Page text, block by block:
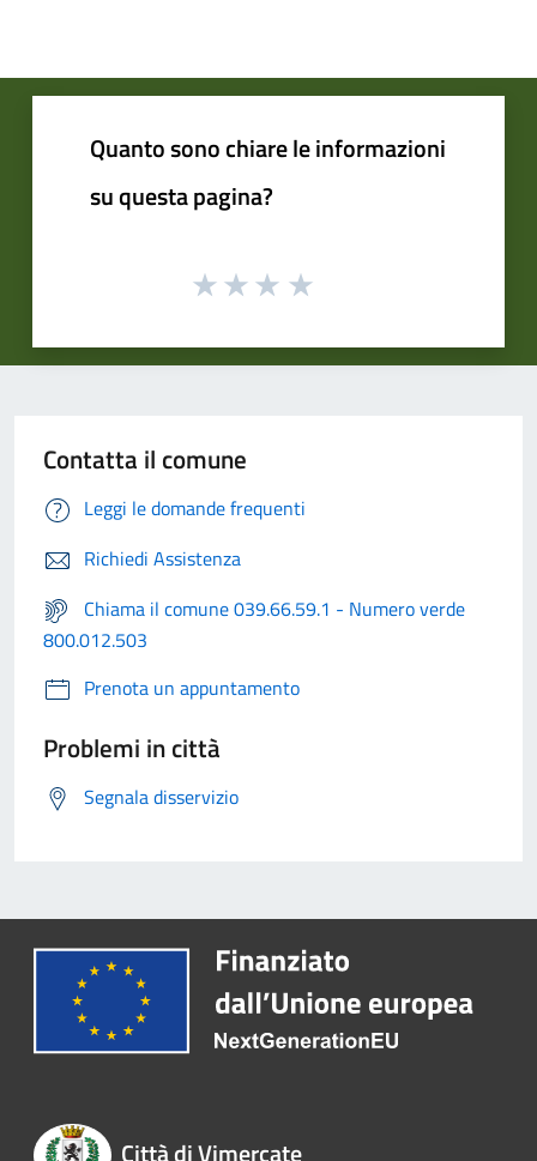
Quanto sono chiare le informazioni
su questa pagina?
Contatta il comune
Leggi le domande frequenti
Richiedi Assistenza
Chiama il comune 039.66.59.1 - Numero verde
800.012.503
Prenota un appuntamento
Problemi in città
Segnala disservizio
Città di Vimercate